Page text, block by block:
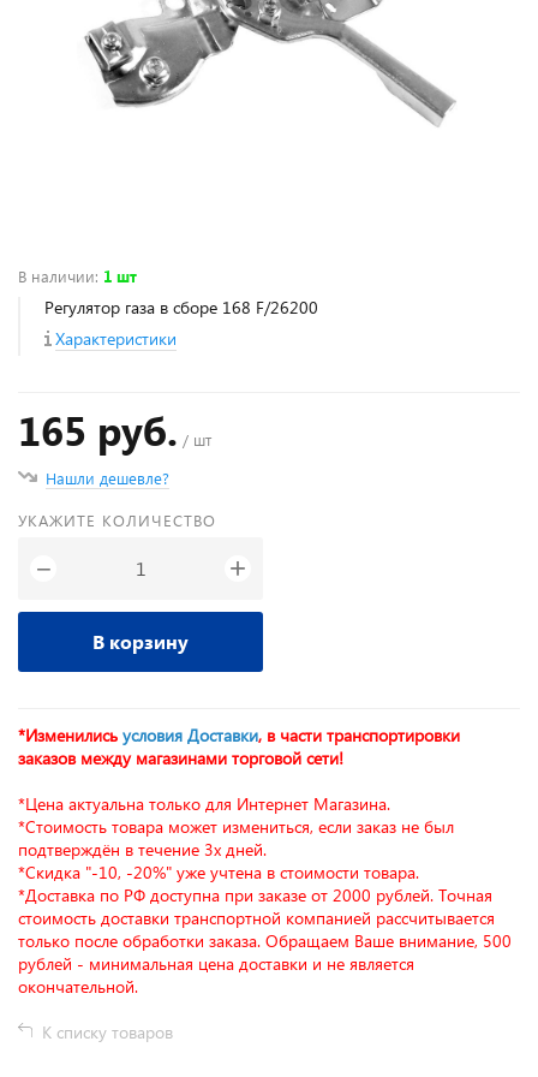
В наличии: 1 шт
Регулятор газа в сборе 168 F/26200
Характеристики
165 руб. / шт
Нашли дешевле?
УКАЖИТЕ КОЛИЧЕСТВО
− +
В корзину
*Изменились условия Доставки, в части транспортировки
заказов между магазинами торговой сети!
*Цена актуальна только для Интернет Магазина.
*Стоимость товара может измениться, если заказ не был
подтверждён в течение 3х дней.
*Скидка "-10, -20%" уже учтена в стоимости товара.
*Доставка по РФ доступна при заказе от 2000 рублей. Точная
стоимость доставки транспортной компанией рассчитывается
только после обработки заказа. Обращаем Ваше внимание, 500
рублей - минимальная цена доставки и не является
окончательной.
К списку товаров